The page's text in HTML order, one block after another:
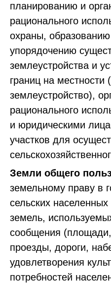
планированию и
рационального
охраны,
упорядочению
землеустройства и
границ на местности
землеустройство),
рационального
и юридическими
участков для
Земли общего
земельному праву в
сельских населенных
земель,
сообщения
проезды, дороги,
удовлетворения
потребностей